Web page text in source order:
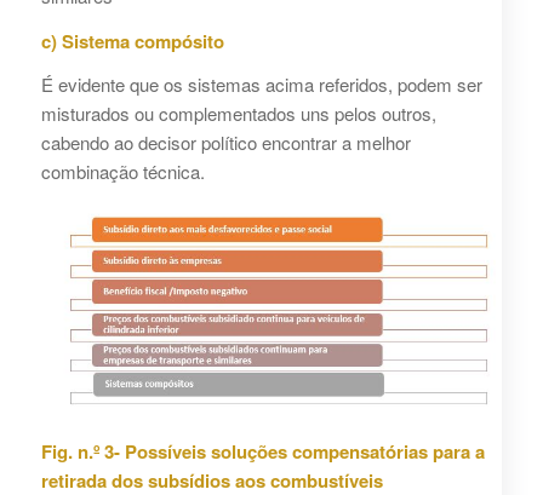
c) Sistema compósito
É evidente que os sistemas acima referidos, podem ser
misturados ou complementados uns pelos outros,
cabendo ao decisor político encontrar a melhor
combinação técnica.
Fig. n.º 3- Possíveis soluções compensatórias para a
retirada dos subsídios aos combustíveis